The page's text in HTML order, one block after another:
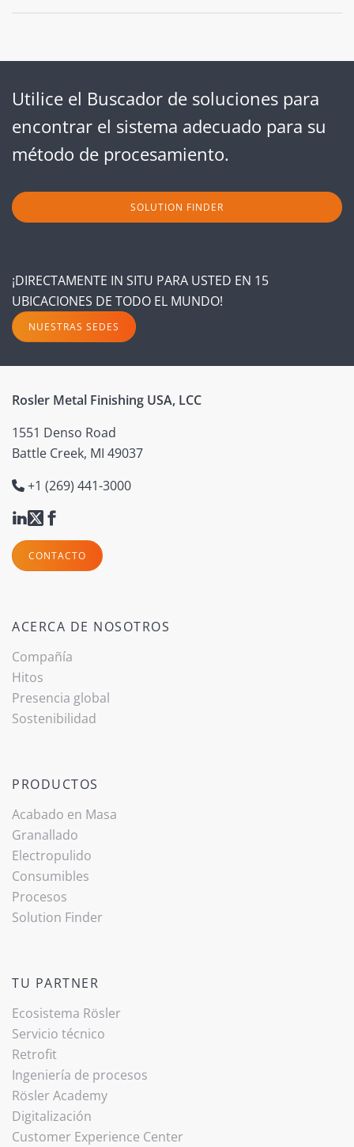
Utilice el Buscador de soluciones para
encontrar el sistema adecuado para su
método de procesamiento.
SOLUTION FINDER
¡DIRECTAMENTE IN SITU PARA USTED EN 15
UBICACIONES DE TODO EL MUNDO!
NUESTRAS SEDES
Rosler Metal Finishing USA, LCC
1551 Denso Road
Battle Creek, MI 49037
+1 (269) 441-3000
CONTACTO
ACERCA DE NOSOTROS
Compañía
Hitos
Presencia global
Sostenibilidad
PRODUCTOS
Acabado ­en Masa
Granallado
Electropulido
Consumibles
Procesos
Solution Finder
TU PARTNER
Ecosistema Rösler
Servicio técnico
Retrofit
Ingeniería de procesos
Rösler Academy
Digitalización
Customer Experience Center